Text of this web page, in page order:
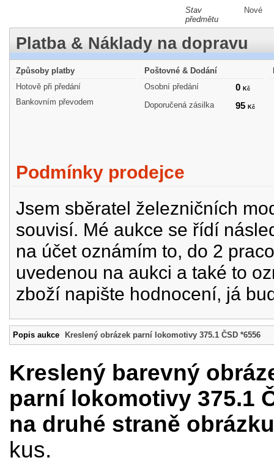
Stav
předmětu
Nové
Platba & Náklady na dopravu
Způsoby platby
Hotově při předání
Bankovním převodem
Poštovné & Dodání
Osobní předání
0 Kč
Doporučená zásilka 95 Kč
Podmínky prodejce
Jsem sběratel železničních
souvisí. Mé aukce se řídí
na účet oznámím to, do 2
uvedenou na aukci a také to
zboží napište hodnocení, já
Popis aukce Kreslený obrázek parní lokomotivy 375.1 ČSD *6556
Kreslený barevný
parní lokomotivy 375.1
na druhé straně
kus.